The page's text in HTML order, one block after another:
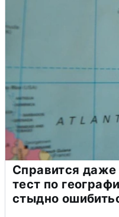
Справится
тест по
стыдно